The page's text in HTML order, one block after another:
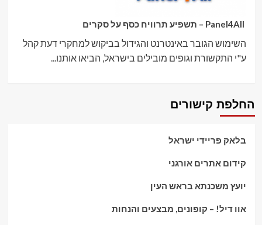
השימוש הגובר באינטרנט והגידול בביקוש למחקרי דעת קהל
ע"י התקשורת וגופים מובילים בישראל, הביאו אותנו...
החלפת קישורים
בלאק פריידי ישראל
קידום אתרים אורגני
יועץ משכנתא בראש העין
אוו דיל! – קופונים, מבצעים והנחות